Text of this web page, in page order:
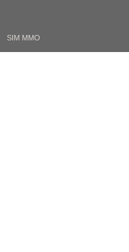
SIM MMO